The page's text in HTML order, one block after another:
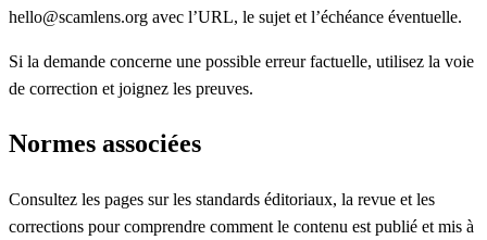
hello@scamlens.org avec l’URL, le sujet et l’échéance éventuelle.
Si la demande concerne une possible erreur factuelle, utilisez la voie
de correction et joignez les preuves.
Normes associées
Consultez les pages sur les standards éditoriaux, la revue et les
corrections pour comprendre comment le contenu est publié et mis à